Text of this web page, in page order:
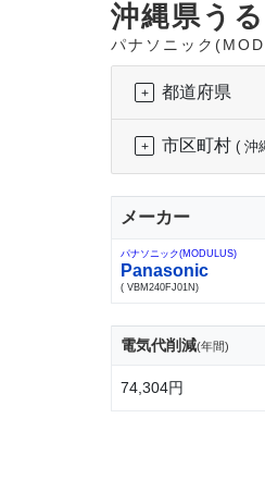
沖縄県う
パナソニック
都道府県
市区町村 (
メーカー
パナソニック(MODULUS)
Panasonic
( VBM240FJ01N)
電気代削減(年間)
74,304円